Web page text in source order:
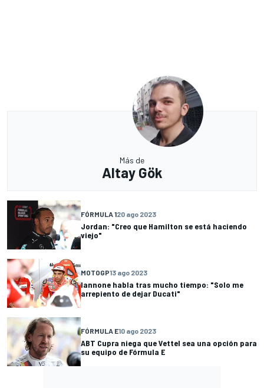
Más de
Altay Gök
FÓRMULA 120 ago 2023
Jordan: "Creo que Hamilton se está haciendo
viejo"
MOTOGP13 ago 2023
Iannone habla tras mucho tiempo: "Solo me
arrepiento de dejar Ducati"
FÓRMULA E10 ago 2023
ABT Cupra niega que Vettel sea una opción para
su equipo de Fórmula E